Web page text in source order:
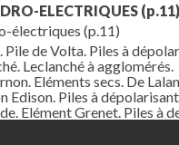
ELECTRIQUES (p.11)
électriques (p.11)
Pile de Volta. Piles à
Leclanché à agglomérés.
Eléments secs. De
Edison. Piles à dépolarisant
Elément Grenet. Piles à